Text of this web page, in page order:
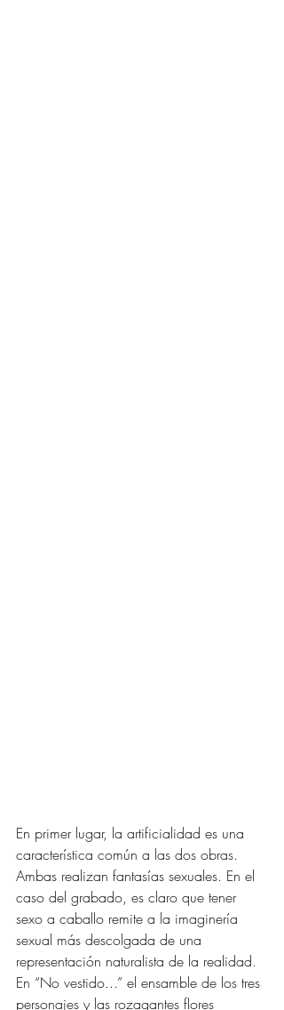
En primer lugar, la artificialidad es una
característica común a las dos obras.
Ambas realizan fantasías sexuales. En el
caso del grabado, es claro que tener
sexo a caballo remite a la imaginería
sexual más descolgada de una
representación naturalista de la realidad.
En “No vestido...” el ensamble de los tres
personajes y las rozagantes flores